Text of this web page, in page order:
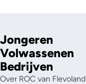
Jongeren
Volwassenen
Bedrijven
Over ROC van Flevoland